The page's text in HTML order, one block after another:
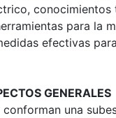
para la
efectivas
GENERALES
conforman una